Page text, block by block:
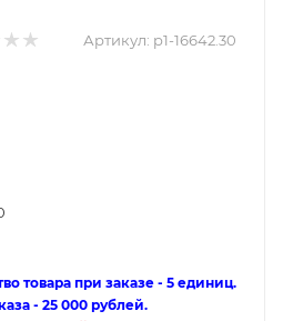
Артикул: p1-16642.30
товара при заказе - 5 единиц.
- 25 000 рублей.